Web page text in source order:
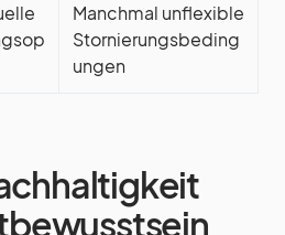
Manchmal unflexible
Stornierungsbeding
ungen